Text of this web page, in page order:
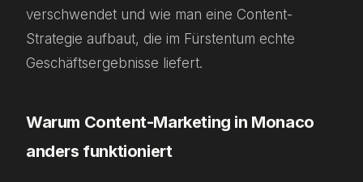
verschwendet und wie man eine Content-
Strategie aufbaut, die im Fürstentum echte
Geschäftsergebnisse liefert.
Warum Content-Marketing in Monaco
anders funktioniert